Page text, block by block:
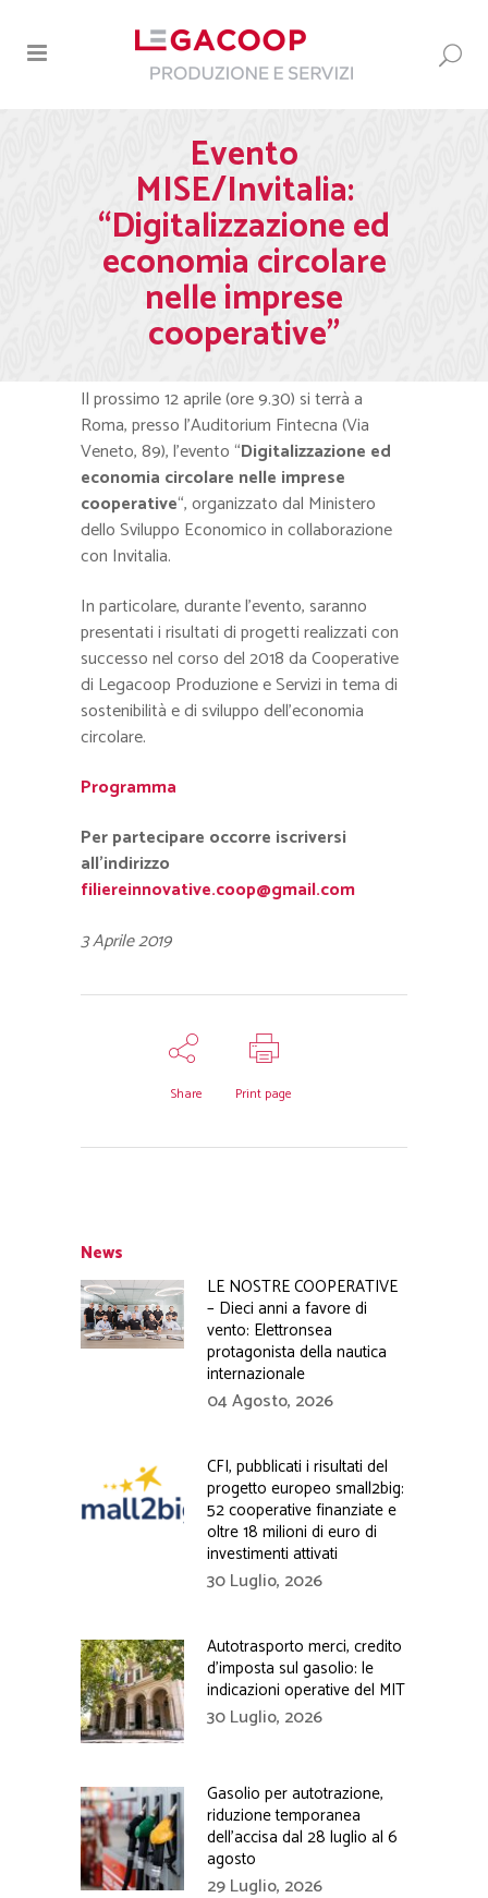
Evento
MISE/Invitalia:
“Digitalizzazione ed
economia circolare
nelle imprese
cooperative”
Il prossimo 12 aprile (ore 9.30) si terrà a
Roma, presso l’Auditorium Fintecna (Via
Veneto, 89), l’evento “Digitalizzazione ed
economia circolare nelle imprese
cooperative“, organizzato dal Ministero
dello Sviluppo Economico in collaborazione
con Invitalia.
In particolare, durante l’evento, saranno
presentati i risultati di progetti realizzati con
successo nel corso del 2018 da Cooperative
di Legacoop Produzione e Servizi in tema di
sostenibilità e di sviluppo dell’economia
circolare.
Programma
Per partecipare occorre iscriversi
all’indirizzo
filiereinnovative.coop@gmail.com
3 Aprile 2019
Share Print page
News
LE NOSTRE COOPERATIVE
– Dieci anni a favore di
vento: Elettronsea
protagonista della nautica
internazionale
04 Agosto, 2026
CFI, pubblicati i risultati del
progetto europeo small2big:
52 cooperative finanziate e
oltre 18 milioni di euro di
investimenti attivati
30 Luglio, 2026
Autotrasporto merci, credito
d’imposta sul gasolio: le
indicazioni operative del MIT
30 Luglio, 2026
Gasolio per autotrazione,
riduzione temporanea
dell’accisa dal 28 luglio al 6
agosto
29 Luglio, 2026